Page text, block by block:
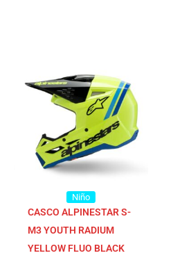
Niño
CASCO ALPINESTAR S-
M3 YOUTH RADIUM
YELLOW FLUO BLACK